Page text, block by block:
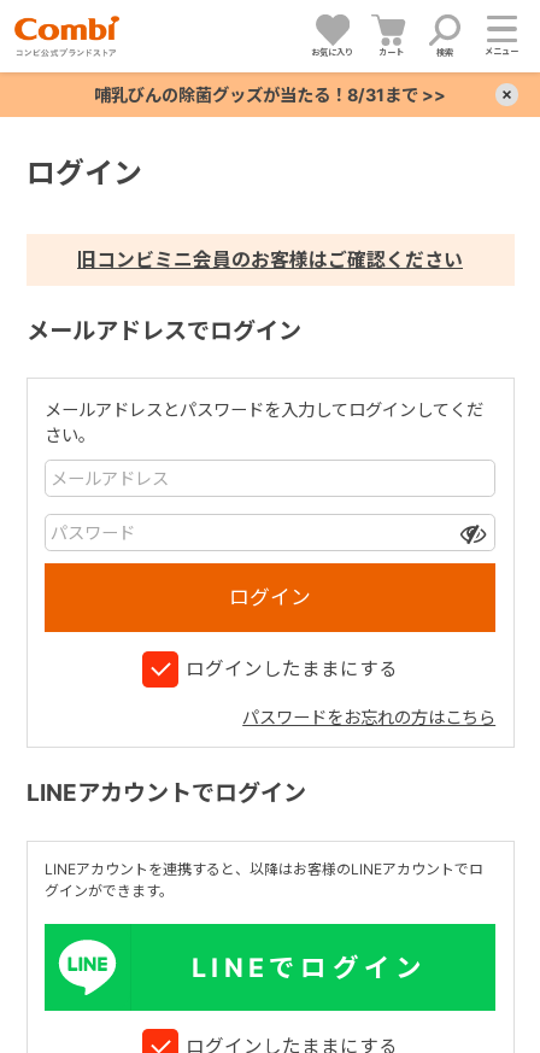
お気に入り カート 検索 メニュー
哺乳びんの除菌グッズが当たる！8/31まで >>
ログイン
旧コンビミニ会員のお客様はご確認ください
メールアドレスでログイン
メールアドレスとパスワードを入力してログインしてくだ
さい。
ログインしたままにする
パスワードをお忘れの方はこちら
LINEアカウントでログイン
LINEアカウントを連携すると、以降はお客様のLINEアカウントでロ
グインができます。
LINEでログイン
ログインしたままにする